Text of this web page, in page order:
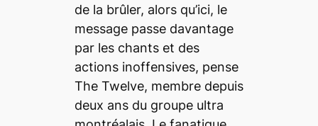
de la brûler, alors qu’ici, le
message passe davantage
par les chants et des
actions inoffensives, pense
The Twelve, membre depuis
deux ans du groupe ultra